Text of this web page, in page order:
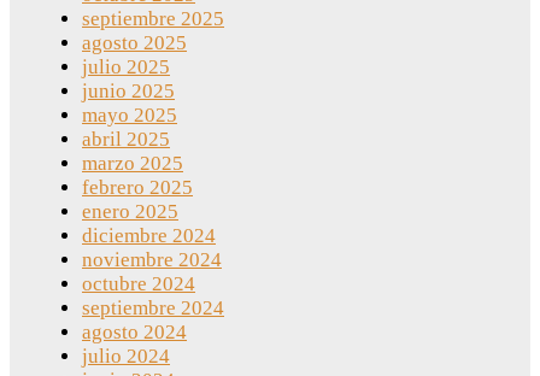
septiembre 2025
agosto 2025
julio 2025
junio 2025
mayo 2025
abril 2025
marzo 2025
febrero 2025
enero 2025
diciembre 2024
noviembre 2024
octubre 2024
septiembre 2024
agosto 2024
julio 2024